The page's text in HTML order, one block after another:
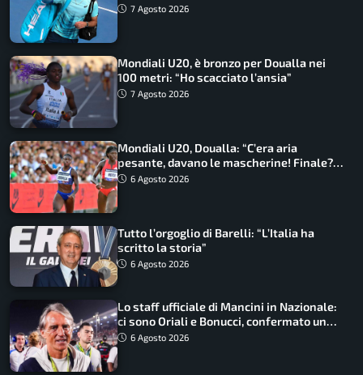
7 Agosto 2026
Mondiali U20, è bronzo per Doualla nei
100 metri: “Ho scacciato l’ansia”
7 Agosto 2026
Mondiali U20, Doualla: “C’era aria
pesante, davano le mascherine! Finale?
Non ho nulla da perdere”
6 Agosto 2026
Tutto l’orgoglio di Barelli: “L’Italia ha
scritto la storia”
6 Agosto 2026
Lo staff ufficiale di Mancini in Nazionale:
ci sono Oriali e Bonucci, confermato un
ritorno
6 Agosto 2026